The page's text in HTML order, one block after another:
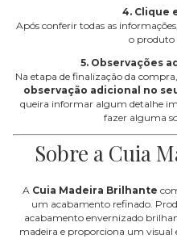
4. Clique
Após conferir todas as
o produto
5. Observações
Na etapa de finalização da
observação adicional no
queira informar algum detalhe
fazer alguma
Sobre a Cuia
A Cuia Madeira Brilhante
um acabamento refinado.
acabamento envernizado
madeira e proporciona um visual